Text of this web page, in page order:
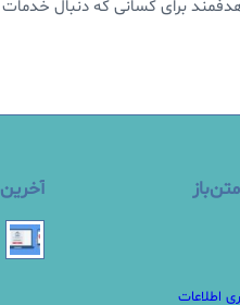
برای کسانی که دنبال
اطلاعات